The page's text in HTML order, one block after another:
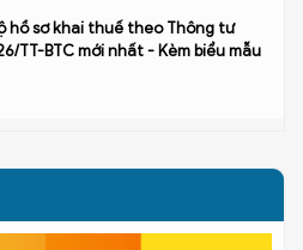
hồ sơ khai thuế theo Thông tư
TT-BTC mới nhất - Kèm biểu mẫu